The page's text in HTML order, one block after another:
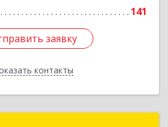
141
заявку
контакты
заявку
Назад